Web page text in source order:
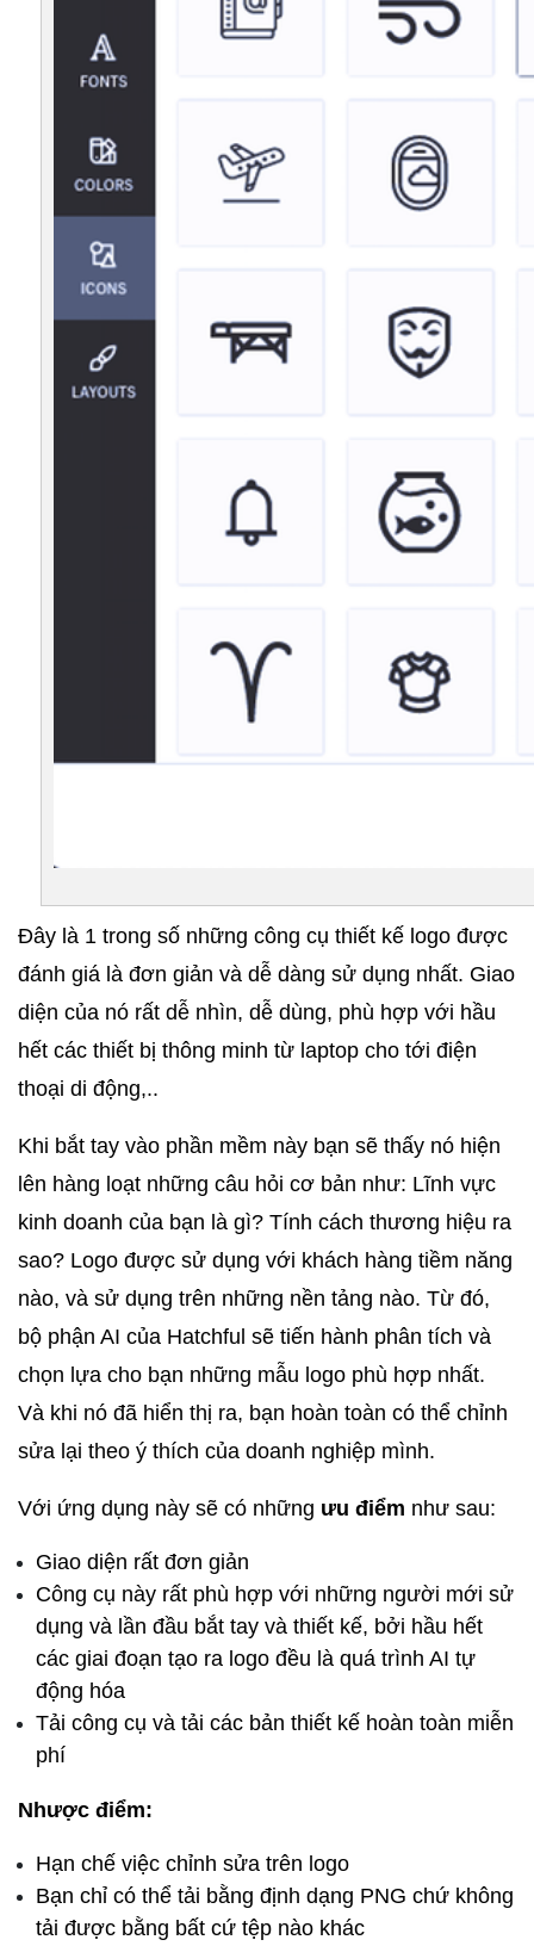
Đây là 1 trong số những công cụ thiết kế logo được
đánh giá là đơn giản và dễ dàng sử dụng nhất. Giao
diện của nó rất dễ nhìn, dễ dùng, phù hợp với hầu
hết các thiết bị thông minh từ laptop cho tới điện
thoại di động,..
Khi bắt tay vào phần mềm này bạn sẽ thấy nó hiện
lên hàng loạt những câu hỏi cơ bản như: Lĩnh vực
kinh doanh của bạn là gì? Tính cách thương hiệu ra
sao? Logo được sử dụng với khách hàng tiềm năng
nào, và sử dụng trên những nền tảng nào. Từ đó,
bộ phận AI của Hatchful sẽ tiến hành phân tích và
chọn lựa cho bạn những mẫu logo phù hợp nhất.
Và khi nó đã hiển thị ra, bạn hoàn toàn có thể chỉnh
sửa lại theo ý thích của doanh nghiệp mình.
Với ứng dụng này sẽ có những ưu điểm như sau:
Giao diện rất đơn giản
Công cụ này rất phù hợp với những người mới sử
dụng và lần đầu bắt tay và thiết kế, bởi hầu hết
các giai đoạn tạo ra logo đều là quá trình AI tự
động hóa
Tải công cụ và tải các bản thiết kế hoàn toàn miễn
phí
Nhược điểm:
Hạn chế việc chỉnh sửa trên logo
Bạn chỉ có thể tải bằng định dạng PNG chứ không
tải được bằng bất cứ tệp nào khác